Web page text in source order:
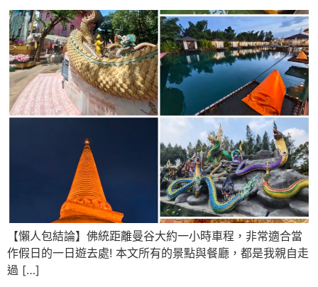
【懶人包結論】佛統距離曼谷大約一小時車程，非常適合當
作假日的一日遊去處! 本文所有的景點與餐廳，都是我親自走
過 […]